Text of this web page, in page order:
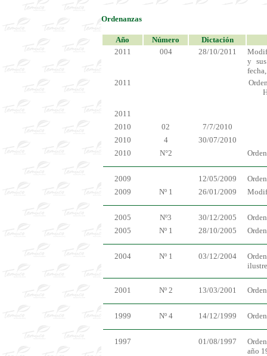
Ordenanzas
Año Número
Dictación
2011
004 28/10/2011
y
2011
2011
2010
02
7/7/2010
2010
4
30/07/2010
2010
N°2
2009 12/05/2009
2009
Nº 1 26/01/2009
2005 Nº3 30/12/2005
2005
Nº 1 28/10/2005
2004 Nº 1 03/12/2004
2001 Nº 2 13/03/2001
1999 Nº 4 14/12/1999
1997 01/08/1997
año